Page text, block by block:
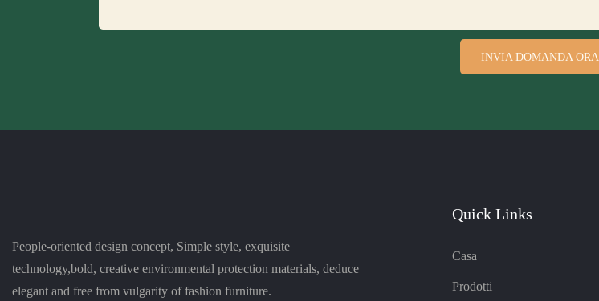
INVIA DOMANDA ORA
People-oriented design concept, Simple style, exquisite
technology,bold, creative environmental protection materials, deduce
elegant and free from vulgarity of fashion furniture.
Quick Links
Casa
Prodotti